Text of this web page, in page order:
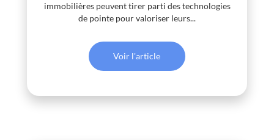
immobilières peuvent tirer parti des technologies
de pointe pour valoriser leurs...
Voir l'article